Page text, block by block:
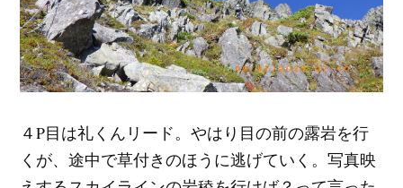
４P目は礼くんリード。やはり目の前の露岩を行
くが、途中で草付きのほうに逃げていく。写真映